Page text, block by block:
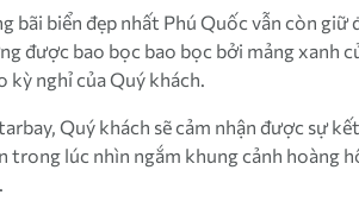
bãi biển đẹp nhất Phú Quốc vẫn còn
được bao bọc bao bọc bởi mảng xanh
kỳ nghỉ của Quý khách.
Quý khách sẽ cảm nhận được sự
lúc nhìn ngắm khung cảnh hoàng